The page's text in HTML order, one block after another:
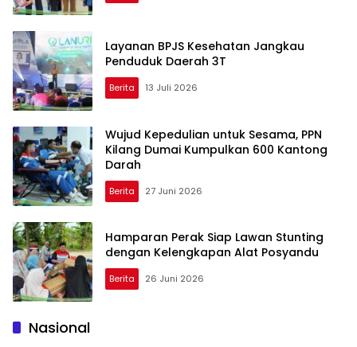
Layanan BPJS Kesehatan Jangkau
Penduduk Daerah 3T
Berita 13 Juli 2026
Wujud Kepedulian untuk Sesama, PPN
Kilang Dumai Kumpulkan 600 Kantong
Darah
Berita 27 Juni 2026
Hamparan Perak Siap Lawan Stunting
dengan Kelengkapan Alat Posyandu
Berita 26 Juni 2026
Nasional